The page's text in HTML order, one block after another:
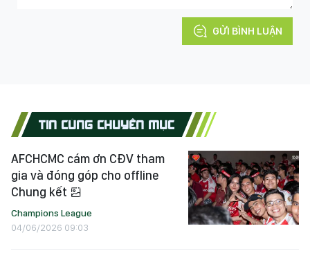
GỬI BÌNH LUẬN
TIN CÙNG CHUYÊN MỤC
AFCHCMC cám ơn CĐV tham
gia và đóng góp cho offline
Chung kết
Champions League
04/06/2026 09:03